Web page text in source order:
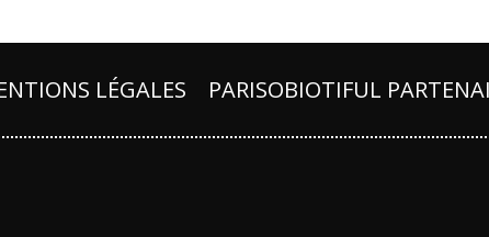
LÉGALES PARISOBIOTIFUL